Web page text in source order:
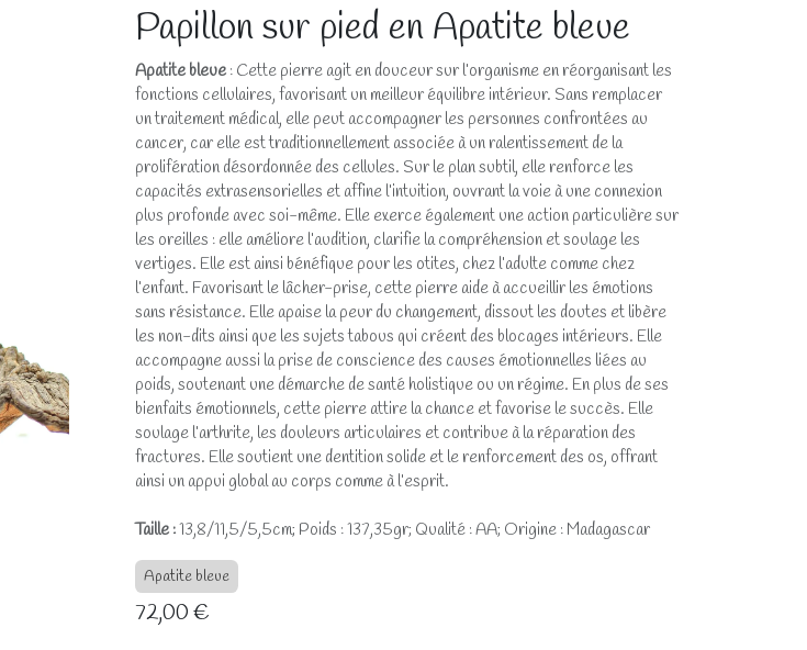
Papillon sur pied en Apatite bleue
Apatite bleue : Cette pierre agit en douceur sur l’organisme en réorganisant les
fonctions cellulaires, favorisant un meilleur équilibre intérieur. Sans remplacer
un traitement médical, elle peut accompagner les personnes confrontées au
cancer, car elle est traditionnellement associée à un ralentissement de la
prolifération désordonnée des cellules. Sur le plan subtil, elle renforce les
capacités extrasensorielles et affine l’intuition, ouvrant la voie à une connexion
plus profonde avec soi-même. Elle exerce également une action particulière sur
les oreilles : elle améliore l’audition, clarifie la compréhension et soulage les
vertiges. Elle est ainsi bénéfique pour les otites, chez l’adulte comme chez
l’enfant. Favorisant le lâcher-prise, cette pierre aide à accueillir les émotions
sans résistance. Elle apaise la peur du changement, dissout les doutes et libère
les non-dits ainsi que les sujets tabous qui créent des blocages intérieurs. Elle
accompagne aussi la prise de conscience des causes émotionnelles liées au
poids, soutenant une démarche de santé holistique ou un régime. En plus de ses
bienfaits émotionnels, cette pierre attire la chance et favorise le succès. Elle
soulage l’arthrite, les douleurs articulaires et contribue à la réparation des
fractures. Elle soutient une dentition solide et le renforcement des os, offrant
ainsi un appui global au corps comme à l’esprit.
Taille :13,8/11,5/5,5cm; Poids : 137,35gr; Qualité : AA; Origine : Madagascar
Apatite bleue
72,00€